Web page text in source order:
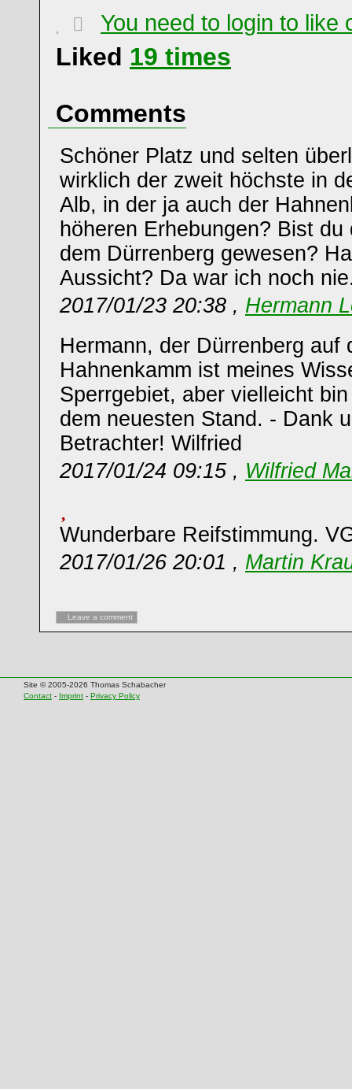
You need to login to like
Liked 19 times
Comments
Schöner Platz und selten
wirklich der zweit höchste in
Alb, in der ja auch der
höheren Erhebungen? Bist
dem Dürrenberg gewesen?
Aussicht? Da war ich noch
2017/01/23 20:38 , Hermann
Hermann, der Dürrenberg auf
Hahnenkamm ist meines
Sperrgebiet, aber vielleicht
dem neuesten Stand. - Dank
Betrachter! Wilfried
2017/01/24 09:15 , Wilfried
Wunderbare Reifstimmung.
2017/01/26 20:01 , Martin
Leave a comment
Site © 2005-2026 Thomas Schabacher
Contact - Imprint - Privacy Policy